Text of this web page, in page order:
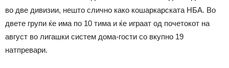
во две дивизии, нешто слично како кошаркарската НБА. Во
двете групи ќе има по 10 тима и ќе играат од почетокот на
август во лигашки систем дома-гости со вкупно 19
натпревари.